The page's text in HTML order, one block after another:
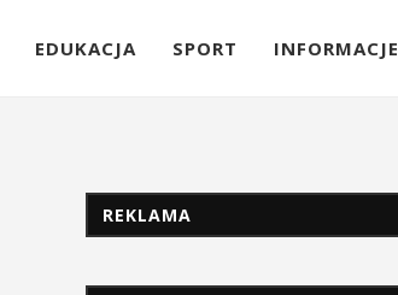
EDUKACJA SPORT INFORMACJE
REKLAMA